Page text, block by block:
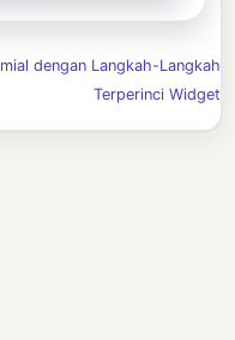
dengan Langkah-Langkah
Terperinci Widget